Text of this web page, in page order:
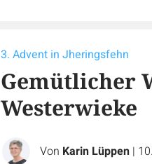
3. Advent in Jheringsfehn
Gemütlicher
Westerwieke
Von Karin Lüppen |